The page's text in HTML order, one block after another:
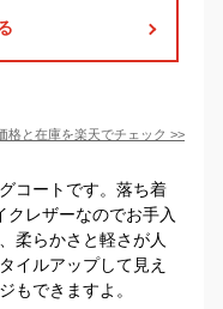
格と在庫を楽天でチェック >>
コートです。落ち着
レザーなのでお手入
柔らかさと軽さが人
イルアップして見え
もできますよ。